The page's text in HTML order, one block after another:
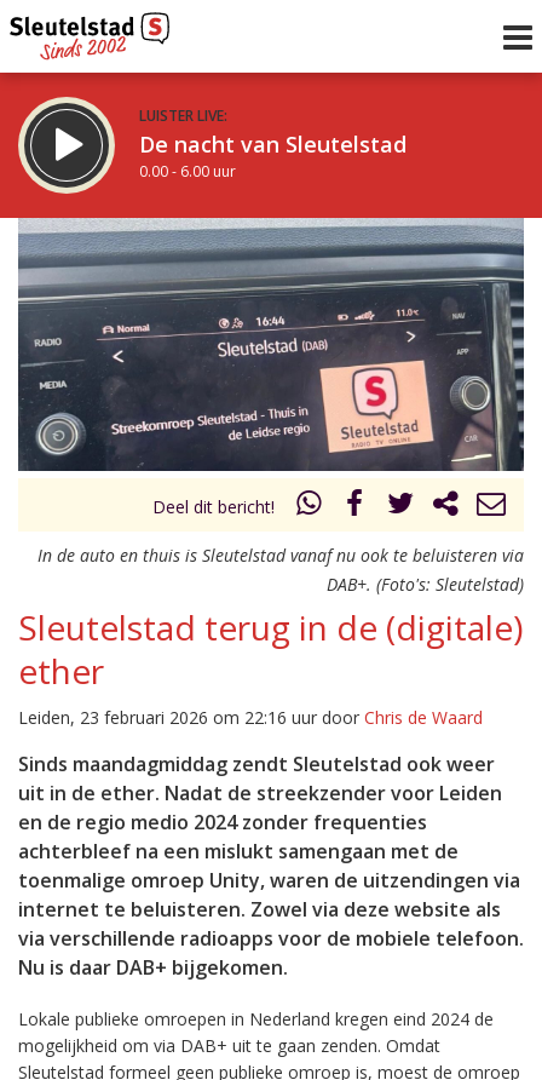
LUISTER LIVE:
De nacht van Sleutelstad
0.00 - 6.00 uur
STRAKS:
De ochtend van Sleutelstad
6.00 - 12.00 uur
Vorig uur
uur 1 van 0 Volgend uur
Deel dit bericht!
In de auto en thuis is Sleutelstad vanaf nu ook te beluisteren via
DAB+. (Foto's: Sleutelstad)
Sleutelstad terug in de (digitale)
ether
Leiden, 23 februari 2026 om 22:16 uur door Chris de Waard
Sinds maandagmiddag zendt Sleutelstad ook weer
uit in de ether. Nadat de streekzender voor Leiden
en de regio medio 2024 zonder frequenties
achterbleef na een mislukt samengaan met de
toenmalige omroep Unity, waren de uitzendingen via
internet te beluisteren. Zowel via deze website als
via verschillende radioapps voor de mobiele telefoon.
Nu is daar DAB+ bijgekomen.
Lokale publieke omroepen in Nederland kregen eind 2024 de
mogelijkheid om via DAB+ uit te gaan zenden. Omdat
Sleutelstad formeel geen publieke omroep is, moest de omroep